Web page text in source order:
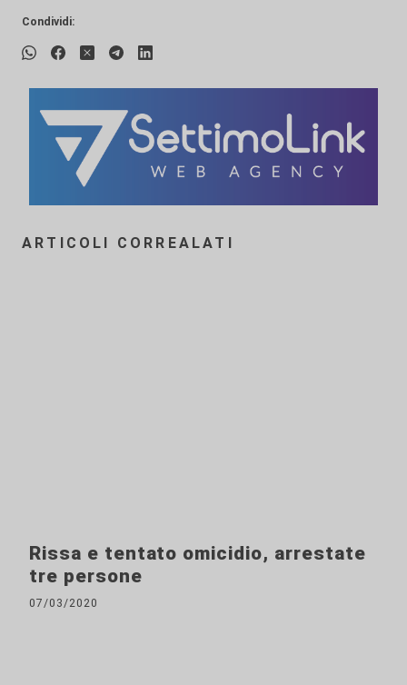
Condividi:
ARTICOLI CORREALATI
Rissa e tentato omicidio, arrestate
tre persone
07/03/2020